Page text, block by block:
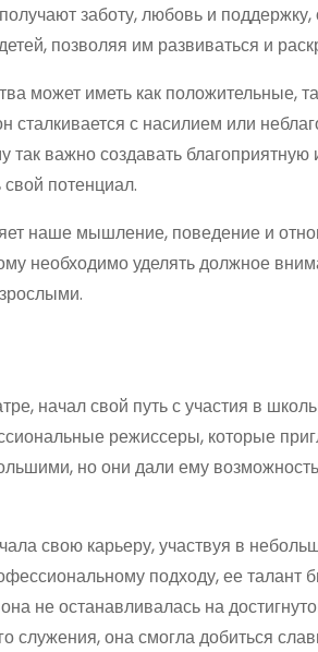
заботу, любовь и
позволяя им развиваться и
может иметь как положительные,
сталкивается с насилием или
важно создавать
потенциал.
наше мышление, поведение и
необходимо уделять должное
начал свой путь с участия в
режиссеры, которые
но они дали ему
свою карьеру, участвуя в
подходу, ее талант
не останавливалась на
служения, она смогла добиться